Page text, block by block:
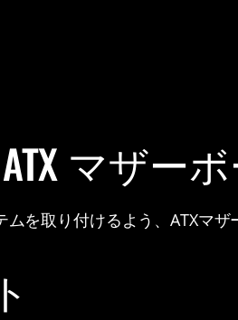
ATX マザー
を取り付けるよう、ATXマ